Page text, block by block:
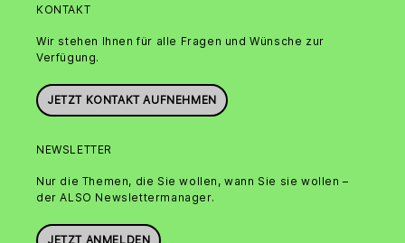
KONTAKT
Wir stehen Ihnen für alle Fragen und Wünsche zur
Verfügung.
JETZT KONTAKT AUFNEHMEN
NEWSLETTER
Nur die Themen, die Sie wollen, wann Sie sie wollen –
der ALSO Newslettermanager.
JETZT ANMELDEN